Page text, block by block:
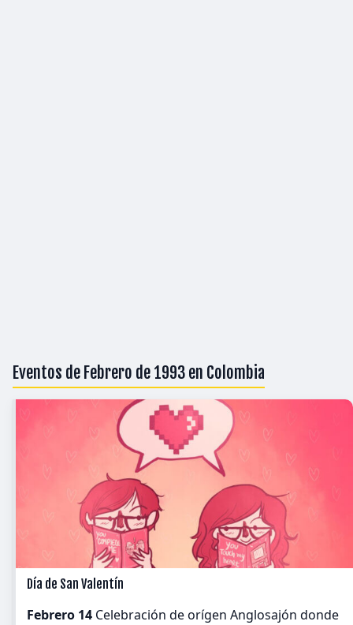
Eventos de Febrero de 1993 en Colombia
Día de San Valentín
Febrero 14 Celebración de orígen Anglosajón donde